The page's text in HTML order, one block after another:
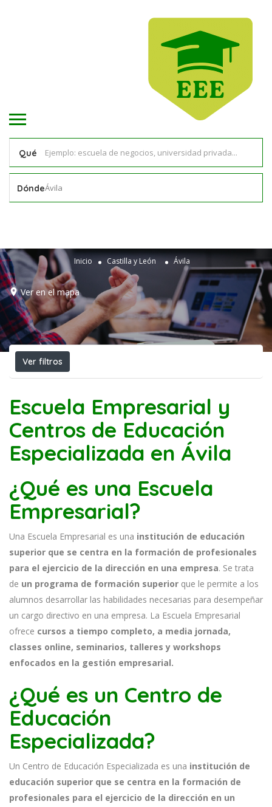
Qué
DóndeÁvila
Inicio Castilla y León Ávila
Ver en el mapa
Ver filtros
Escuela Empresarial y
Centros de Educación
Especializada en Ávila
¿Qué es una Escuela
Empresarial?
Una Escuela Empresarial es una institución de educación
superior que se centra en la formación de profesionales
para el ejercicio de la dirección en una empresa. Se trata
de un programa de formación superior que le permite a los
alumnos desarrollar las habilidades necesarias para desempeñar
un cargo directivo en una empresa. La Escuela Empresarial
ofrece cursos a tiempo completo, a media jornada,
classes online, seminarios, talleres y workshops
enfocados en la gestión empresarial.
¿Qué es un Centro de
Educación
Especializada?
Un Centro de Educación Especializada es una institución de
educación superior que se centra en la formación de
profesionales para el ejercicio de la dirección en un